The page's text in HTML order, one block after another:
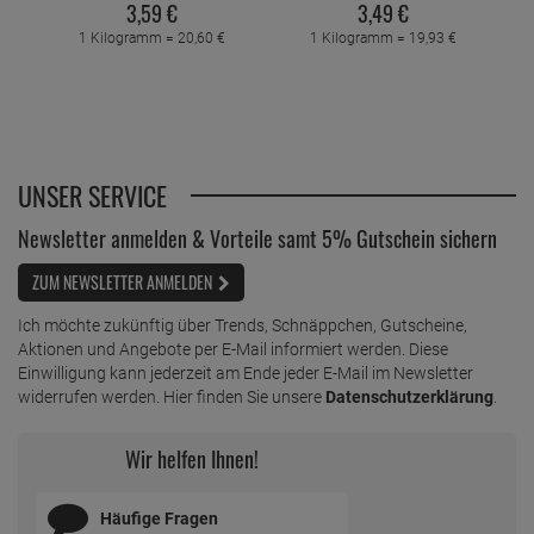
3,59€
1 Kilogramm = 20,60 €
3,49€
1 Kilogramm = 19,93 €
UNSER SERVICE
Newsletter anmelden & Vorteile samt 5% Gutschein sichern
ZUM NEWSLETTER ANMELDEN
Ich möchte zukünftig über Trends, Schnäppchen, Gutscheine,
Aktionen und Angebote per E-Mail informiert werden. Diese
Einwilligung kann jederzeit am Ende jeder E-Mail im Newsletter
widerrufen werden. Hier finden Sie unsere Datenschutzerklärung
Wir helfen Ihnen!
Häufige Fragen